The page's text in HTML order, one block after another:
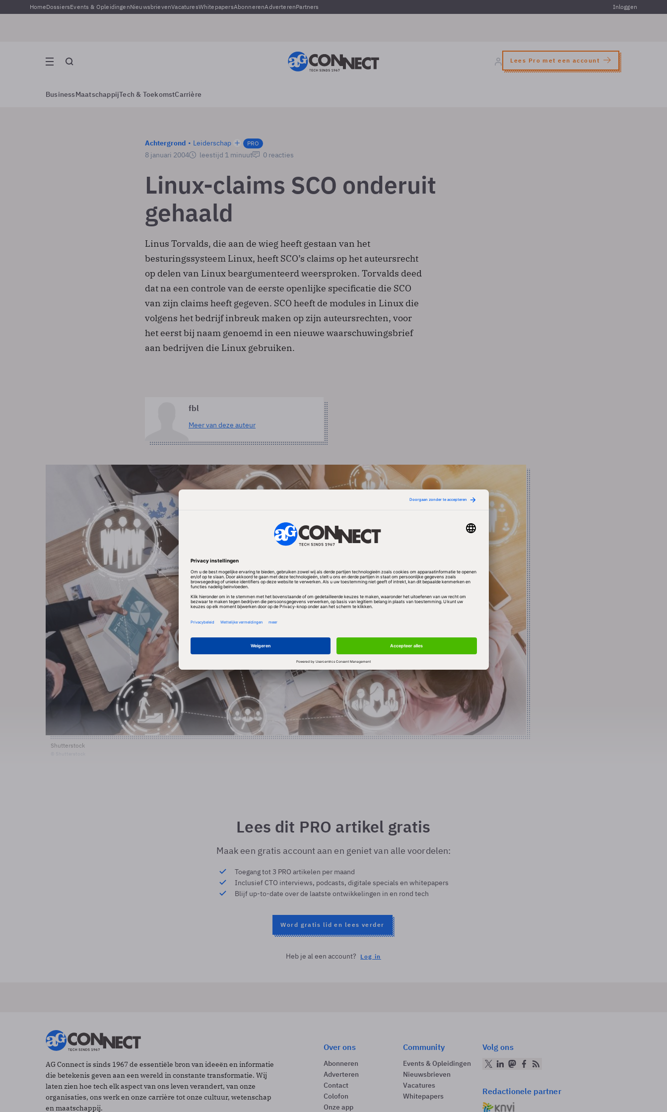
HomeDossiersEvents & OpleidingenNieuwsbrievenVacaturesWhitepapersAbonnerenAdverterenPartners Inloggen
Lees Pro met een account
BusinessMaatschappijTech & ToekomstCarrière
Achtergrond Leiderschap PRO
8 januari 2004 leestijd 1 minuut 0 reacties
Linux-claims SCO onderuit
gehaald
Linus Torvalds, die aan de wieg heeft gestaan van het
besturingssysteem Linux, heeft SCO’s claims op het auteursrecht
op delen van Linux beargumenteerd weersproken. Torvalds deed
dat na een controle van de eerste openlijke specificatie die SCO
van zijn claims heeft gegeven. SCO heeft de modules in Linux die
volgens het bedrijf inbreuk maken op zijn auteursrechten, voor
het eerst bij naam genoemd in een nieuwe waarschuwingsbrief
aan bedrijven die Linux gebruiken.
fbl
Meer van deze auteur
Shutterstock
Lees dit PRO artikel gratis
Maak een gratis account aan en geniet van alle voordelen:
Toegang tot 3 PRO artikelen per maand
Inclusief CTO interviews, podcasts, digitale specials en whitepapers
Blijf up-to-date over de laatste ontwikkelingen in en rond tech
Word gratis lid en lees verder
Heb je al een account? Log in
AG Connect is sinds 1967 de essentiële bron van ideeën en informatie
die betekenis geven aan een wereld in constante transformatie. Wij
laten zien hoe tech elk aspect van ons leven verandert, van onze
organisaties, ons werk en onze carrière tot onze cultuur, wetenschap
en maatschappij.
Over ons
Abonneren
Adverteren
Contact
Colofon
Onze app
Community
Events & Opleidingen
Nieuwsbrieven
Vacatures
Whitepapers
Volg ons
Redactionele partner